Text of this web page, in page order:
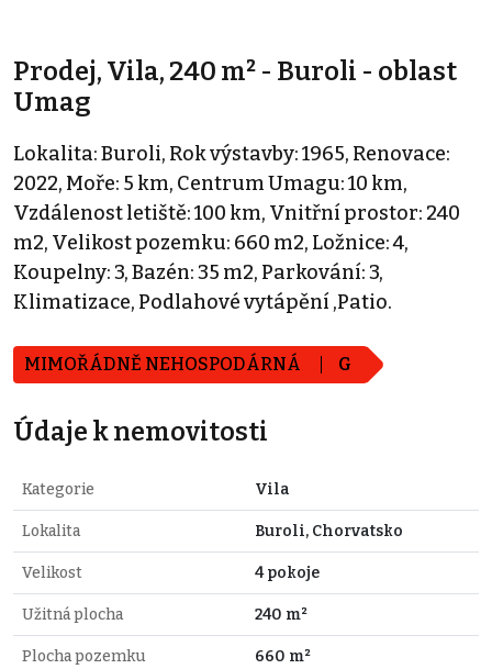
Prodej, Vila, 240 m² - Buroli - oblast
Umag
Lokalita: Buroli, Rok výstavby: 1965, Renovace:
2022, Moře: 5 km, Centrum Umagu: 10 km,
Vzdálenost letiště: 100 km, Vnitřní prostor: 240
m2, Velikost pozemku: 660 m2, Ložnice: 4,
Koupelny: 3, Bazén: 35 m2, Parkování: 3,
Klimatizace, Podlahové vytápění ,Patio.
MIMOŘÁDNĚ NEHOSPODÁRNÁ G
Údaje k nemovitosti
Kategorie Vila
Lokalita Buroli, Chorvatsko
Velikost 4 pokoje
Užitná plocha 240 m²
Plocha pozemku 660 m²